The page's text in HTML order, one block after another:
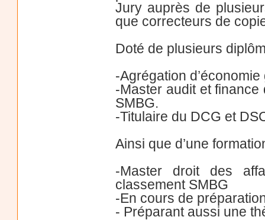
Jury auprès de
que correcteurs de
Doté de plusieurs
-Agrégation
-Master audit et
SMBG.
-Titulaire du DCG et
Ainsi que d’une
-Master droit des
classement SMBG
-En cours de
- Préparant aussi une